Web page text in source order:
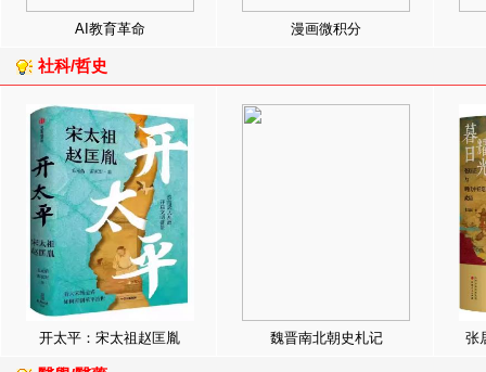
AI教育革命 漫画微积分
社科/哲史
开太平：宋太祖赵匡胤 魏晋南北朝史札记 张